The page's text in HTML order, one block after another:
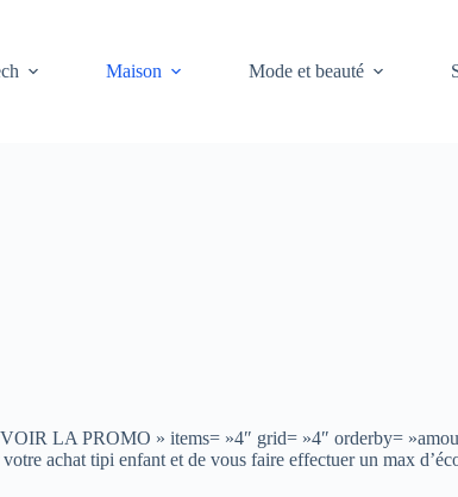
Maison Mode et beauté
LA PROMO » items= »4″ grid= »4″ orderby=
achat tipi enfant et de vous faire effectuer un max